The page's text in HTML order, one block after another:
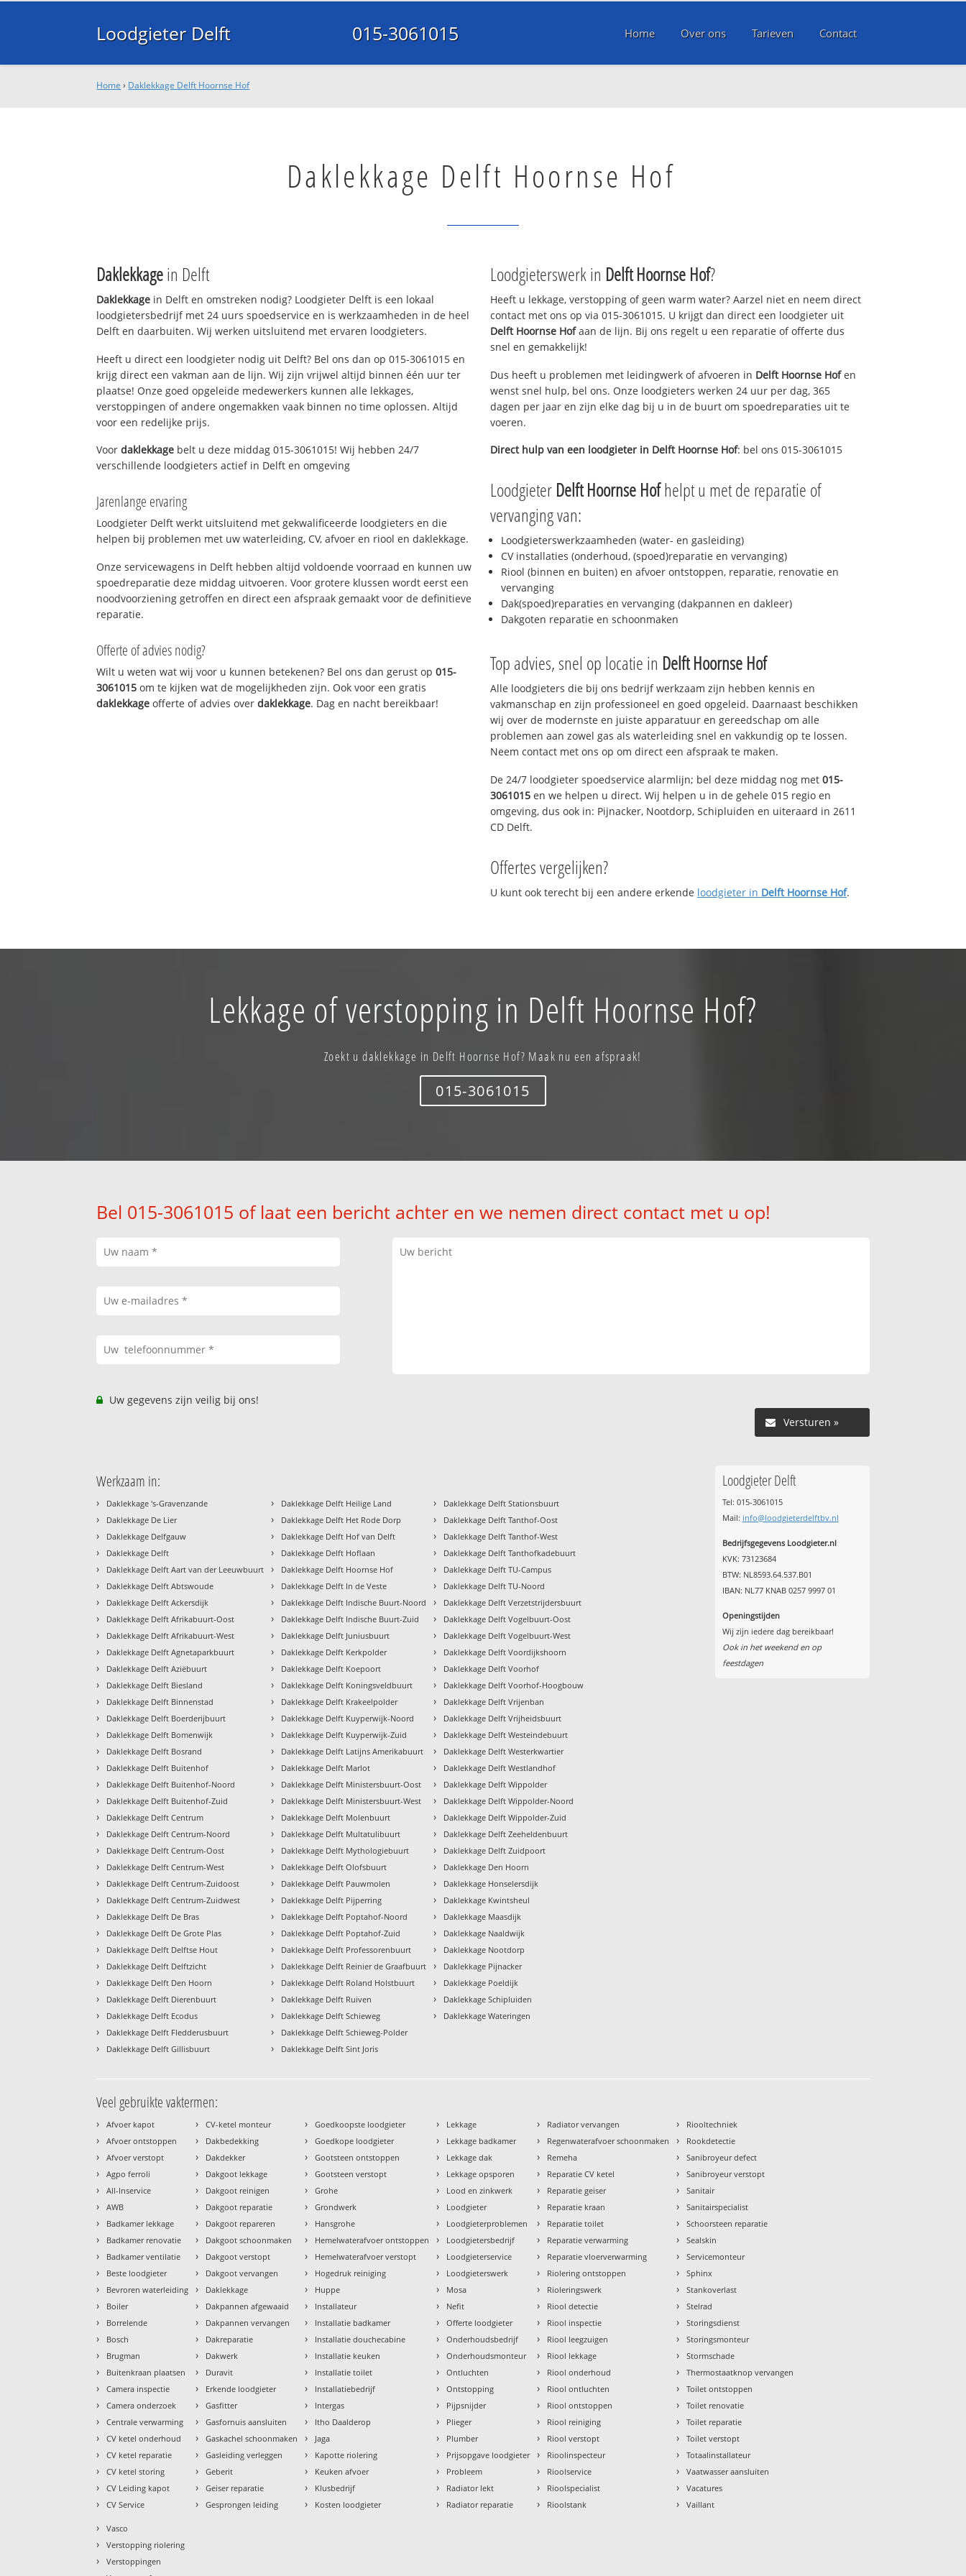
Loodgieter Delft 015-3061015 Home Over ons Tarieven Contact
Home › Daklekkage Delft Hoornse Hof
Daklekkage Delft Hoornse Hof
Daklekkagein Delft
Daklekkage in Delft en omstreken nodig? Loodgieter Delft is een lokaal
loodgietersbedrijf met 24 uurs spoedservice en is werkzaamheden in de heel
Delft en daarbuiten. Wij werken uitsluitend met ervaren loodgieters.
Heeft u direct een loodgieter nodig uit Delft? Bel ons dan op 015-3061015 en
krijg direct een vakman aan de lijn. Wij zijn vrijwel altijd binnen één uur ter
plaatse! Onze goed opgeleide medewerkers kunnen alle lekkages,
verstoppingen of andere ongemakken vaak binnen no time oplossen. Altijd
voor een redelijke prijs.
Voordaklekkage belt u deze middag 015-3061015! Wij hebben 24/7
verschillende loodgieters actief in Delft en omgeving
Jarenlange ervaring
Loodgieter Delft werkt uitsluitend met gekwalificeerde loodgieters en die
helpen bij problemen met uw waterleiding, CV, afvoer en riool en daklekkage.
Onze servicewagens in Delft hebben altijd voldoende voorraad en kunnen uw
spoedreparatie deze middag uitvoeren. Voor grotere klussen wordt eerst een
noodvoorziening getroffen en direct een afspraak gemaakt voor de definitieve
reparatie.
Offerte of advies nodig?
Wilt u weten wat wij voor u kunnen betekenen? Bel ons dan gerust op015-
3061015 om te kijken wat de mogelijkheden zijn. Ook voor een gratis
daklekkage offerte of advies overdaklekkage. Dag en nacht bereikbaar!
Loodgieterswerk in Delft Hoornse Hof?
Heeft u lekkage, verstopping of geen warm water? Aarzel niet en neem direct
contact met ons op via 015-3061015. U krijgt dan direct een loodgieter uit
Delft Hoornse Hofaan de lijn. Bij ons regelt u een reparatie of offerte dus
snel en gemakkelijk!
Dus heeft u problemen met leidingwerk of afvoeren in Delft Hoornse Hofen
wenst snel hulp, bel ons. Onze loodgieters werken 24 uur per dag, 365
dagen per jaar en zijn elke dag bij u in de buurt om spoedreparaties uit te
voeren.
Direct hulp van een loodgieter in Delft Hoornse Hof: bel ons 015-3061015
Loodgieter Delft Hoornse Hofhelpt u met de reparatie of
vervanging van:
Loodgieterswerkzaamheden (water- en gasleiding)
CV installaties (onderhoud, (spoed)reparatie en vervanging)
Riool (binnen en buiten) en afvoer ontstoppen, reparatie, renovatie en
vervanging
Dak(spoed)reparaties en vervanging (dakpannen en dakleer)
Dakgoten reparatie en schoonmaken
Top advies, snel op locatie in Delft Hoornse Hof
Alle loodgieters die bij ons bedrijf werkzaam zijn hebben kennis en
vakmanschap en zijn professioneel en goed opgeleid. Daarnaast beschikken
wij over de modernste en juiste apparatuur en gereedschap om alle
problemen aan zowel gas als waterleiding snel en vakkundig op te lossen.
Neem contact met ons op om direct een afspraak te maken.
De 24/7 loodgieter spoedservice alarmlijn; bel deze middag nog met 015-
3061015 en we helpen u direct. Wij helpen u in de gehele 015 regio en
omgeving, dus ook in: Pijnacker, Nootdorp, Schipluiden en uiteraard in 2611
CD Delft.
Offertes vergelijken?
U kunt ook terecht bij een andere erkende loodgieter in Delft Hoornse Hof.
Lekkage of verstopping in Delft Hoornse Hof?
Zoekt u daklekkage in Delft Hoornse Hof? Maak nu een afspraak!
015-3061015
Bel 015-3061015 of laat een bericht achter en we nemen direct contact met u op!
Uw gegevens zijn veilig bij ons!
Versturen »
Werkzaam in:
› Daklekkage 's-Gravenzande
› Daklekkage De Lier
› Daklekkage Delfgauw
› Daklekkage Delft
› Daklekkage Delft Aart van der Leeuwbuurt
› Daklekkage Delft Abtswoude
› Daklekkage Delft Ackersdijk
› Daklekkage Delft Afrikabuurt-Oost
› Daklekkage Delft Afrikabuurt-West
› Daklekkage Delft Agnetaparkbuurt
› Daklekkage Delft Aziëbuurt
› Daklekkage Delft Biesland
› Daklekkage Delft Binnenstad
› Daklekkage Delft Boerderijbuurt
› Daklekkage Delft Bomenwijk
› Daklekkage Delft Bosrand
› Daklekkage Delft Buitenhof
› Daklekkage Delft Buitenhof-Noord
› Daklekkage Delft Buitenhof-Zuid
› Daklekkage Delft Centrum
› Daklekkage Delft Centrum-Noord
› Daklekkage Delft Centrum-Oost
› Daklekkage Delft Centrum-West
› Daklekkage Delft Centrum-Zuidoost
› Daklekkage Delft Centrum-Zuidwest
› Daklekkage Delft De Bras
› Daklekkage Delft De Grote Plas
› Daklekkage Delft Delftse Hout
› Daklekkage Delft Delftzicht
› Daklekkage Delft Den Hoorn
› Daklekkage Delft Dierenbuurt
› Daklekkage Delft Ecodus
› Daklekkage Delft Fledderusbuurt
› Daklekkage Delft Gillisbuurt
› Daklekkage Delft Heilige Land
› Daklekkage Delft Het Rode Dorp
› Daklekkage Delft Hof van Delft
› Daklekkage Delft Hoflaan
› Daklekkage Delft Hoornse Hof
› Daklekkage Delft In de Veste
› Daklekkage Delft Indische Buurt-Noord
› Daklekkage Delft Indische Buurt-Zuid
› Daklekkage Delft Juniusbuurt
› Daklekkage Delft Kerkpolder
› Daklekkage Delft Koepoort
› Daklekkage Delft Koningsveldbuurt
› Daklekkage Delft Krakeelpolder
› Daklekkage Delft Kuyperwijk-Noord
› Daklekkage Delft Kuyperwijk-Zuid
› Daklekkage Delft Latijns Amerikabuurt
› Daklekkage Delft Marlot
› Daklekkage Delft Ministersbuurt-Oost
› Daklekkage Delft Ministersbuurt-West
› Daklekkage Delft Molenbuurt
› Daklekkage Delft Multatulibuurt
› Daklekkage Delft Mythologiebuurt
› Daklekkage Delft Olofsbuurt
› Daklekkage Delft Pauwmolen
› Daklekkage Delft Pijperring
› Daklekkage Delft Poptahof-Noord
› Daklekkage Delft Poptahof-Zuid
› Daklekkage Delft Professorenbuurt
› Daklekkage Delft Reinier de Graafbuurt
› Daklekkage Delft Roland Holstbuurt
› Daklekkage Delft Ruiven
› Daklekkage Delft Schieweg
› Daklekkage Delft Schieweg-Polder
› Daklekkage Delft Sint Joris
› Daklekkage Delft Stationsbuurt
› Daklekkage Delft Tanthof-Oost
› Daklekkage Delft Tanthof-West
› Daklekkage Delft Tanthofkadebuurt
› Daklekkage Delft TU-Campus
› Daklekkage Delft TU-Noord
› Daklekkage Delft Verzetstrijdersbuurt
› Daklekkage Delft Vogelbuurt-Oost
› Daklekkage Delft Vogelbuurt-West
› Daklekkage Delft Voordijkshoorn
› Daklekkage Delft Voorhof
› Daklekkage Delft Voorhof-Hoogbouw
› Daklekkage Delft Vrijenban
› Daklekkage Delft Vrijheidsbuurt
› Daklekkage Delft Westeindebuurt
› Daklekkage Delft Westerkwartier
› Daklekkage Delft Westlandhof
› Daklekkage Delft Wippolder
› Daklekkage Delft Wippolder-Noord
› Daklekkage Delft Wippolder-Zuid
› Daklekkage Delft Zeeheldenbuurt
› Daklekkage Delft Zuidpoort
› Daklekkage Den Hoorn
› Daklekkage Honselersdijk
› Daklekkage Kwintsheul
› Daklekkage Maasdijk
› Daklekkage Naaldwijk
› Daklekkage Nootdorp
› Daklekkage Pijnacker
› Daklekkage Poeldijk
› Daklekkage Schipluiden
› Daklekkage Wateringen
Loodgieter Delft
Tel: 015-3061015
Mail: info@loodgieterdelftbv.nl
Bedrijfsgegevens Loodgieter.nl
KVK: 73123684
BTW: NL8593.64.537.B01
IBAN: NL77 KNAB 0257 9997 01
Openingstijden
Wij zijn iedere dag bereikbaar!
Ook in het weekend en op
feestdagen
Veel gebruikte vaktermen:
› Afvoer kapot
› Afvoer ontstoppen
› Afvoer verstopt
› Agpo ferroli
› All-Inservice
› AWB
› Badkamer lekkage
› Badkamer renovatie
› Badkamer ventilatie
› Beste loodgieter
› Bevroren waterleiding
› Boiler
› Borrelende
› Bosch
› Brugman
› Buitenkraan plaatsen
› Camera inspectie
› Camera onderzoek
› Centrale verwarming
› CV ketel onderhoud
› CV ketel reparatie
› CV ketel storing
› CV Leiding kapot
› CV Service
› CV-ketel monteur
› Dakbedekking
› Dakdekker
› Dakgoot lekkage
› Dakgoot reinigen
› Dakgoot reparatie
› Dakgoot repareren
› Dakgoot schoonmaken
› Dakgoot verstopt
› Dakgoot vervangen
› Daklekkage
› Dakpannen afgewaaid
› Dakpannen vervangen
› Dakreparatie
› Dakwerk
› Duravit
› Erkende loodgieter
› Gasfitter
› Gasfornuis aansluiten
› Gaskachel schoonmaken
› Gasleiding verleggen
› Geberit
› Geiser reparatie
› Gesprongen leiding
› Goedkoopste loodgieter
› Goedkope loodgieter
› Gootsteen ontstoppen
› Gootsteen verstopt
› Grohe
› Grondwerk
› Hansgrohe
› Hemelwaterafvoer ontstoppen
› Hemelwaterafvoer verstopt
› Hogedruk reiniging
› Huppe
› Installateur
› Installatie badkamer
› Installatie douchecabine
› Installatie keuken
› Installatie toilet
› Installatiebedrijf
› Intergas
› Itho Daalderop
› Jaga
› Kapotte riolering
› Keuken afvoer
› Klusbedrijf
› Kosten loodgieter
› Lekkage
› Lekkage badkamer
› Lekkage dak
› Lekkage opsporen
› Lood en zinkwerk
› Loodgieter
› Loodgieterproblemen
› Loodgietersbedrijf
› Loodgieterservice
› Loodgieterswerk
› Mosa
› Nefit
› Offerte loodgieter
› Onderhoudsbedrijf
› Onderhoudsmonteur
› Ontluchten
› Ontstopping
› Pijpsnijder
› Plieger
› Plumber
› Prijsopgave loodgieter
› Probleem
› Radiator lekt
› Radiator reparatie
› Radiator vervangen
› Regenwaterafvoer schoonmaken
› Remeha
› Reparatie CV ketel
› Reparatie geiser
› Reparatie kraan
› Reparatie toilet
› Reparatie verwarming
› Reparatie vloerverwarming
› Riolering ontstoppen
› Rioleringswerk
› Riool detectie
› Riool inspectie
› Riool leegzuigen
› Riool lekkage
› Riool onderhoud
› Riool ontluchten
› Riool ontstoppen
› Riool reiniging
› Riool verstopt
› Rioolinspecteur
› Rioolservice
› Rioolspecialist
› Rioolstank
› Riooltechniek
› Rookdetectie
› Sanibroyeur defect
› Sanibroyeur verstopt
› Sanitair
› Sanitairspecialist
› Schoorsteen reparatie
› Sealskin
› Servicemonteur
› Sphinx
› Stankoverlast
› Stelrad
› Storingsdienst
› Storingsmonteur
› Stormschade
› Thermostaatknop vervangen
› Toilet ontstoppen
› Toilet renovatie
› Toilet reparatie
› Toilet verstopt
› Totaalinstallateur
› Vaatwasser aansluiten
› Vacatures
› Vaillant
› Vasco
› Verstopping riolering
› Verstoppingen